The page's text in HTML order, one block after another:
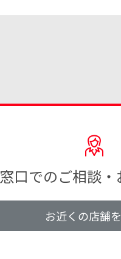
窓口でのご相談
お近くの店舗